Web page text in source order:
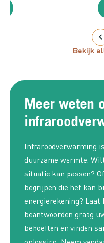
Bekijk
Meer weten
Infraroodverwarming
duurzame warmte.
situatie kan passen?
begrijpen die het kan
energierekening? Laat
beantwoorden graag
behoeften en vinden